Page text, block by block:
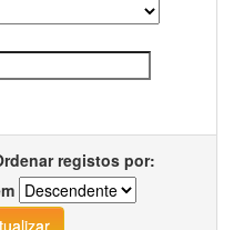
registos por: